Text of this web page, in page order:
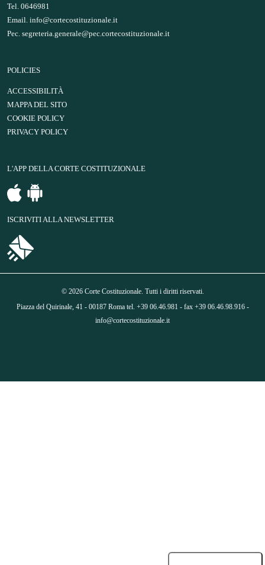
Tel. 0646981
Email. info@cortecostituzionale.it
Pec. segreteria.generale@pec.cortecostituzionale.it
POLICIES
ACCESSIBILITÀ
MAPPA DEL SITO
COOKIE POLICY
PRIVACY POLICY
L'APP DELLA CORTE COSTITUZIONALE
ISCRIVITI ALLA NEWSLETTER
© 2026 Corte Costituzionale. Tutti i diritti riservati.
Piazza del Quirinale, 41 - 00187 Roma tel. +39 06.46.981 - fax +39 06.46.98.916 -
info@cortecostituzionale.it